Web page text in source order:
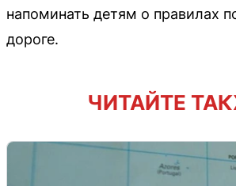
напоминать детям о правилах
дороге.
ЧИТАЙТЕ